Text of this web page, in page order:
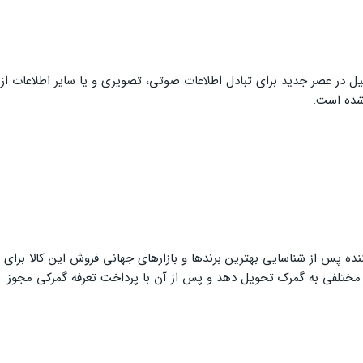
در عصر جدید برای تبادل اطلاعات صوتی، تصویری و یا سایر اطلاعات از
شده است.
پس از شناسایی بهترین برندها و بازارهای جهانی فروش این کالا برای
مختلفی به گمرک تحویل دهد و پس از آن با پرداخت تعرفه گمرکی مجوز